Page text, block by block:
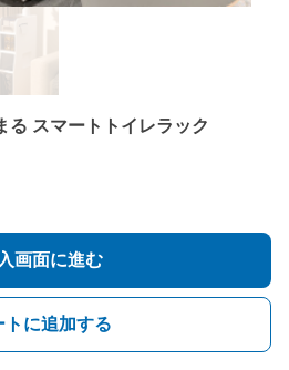
る スマートトイレラック
画面に進む
トに追加する